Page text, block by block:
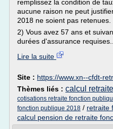
remplissez la condition de
aucune raison ne peut
2018 ne soient pas retenues.
2) Vous avez 57 ans et
durées d'assurance requises...
Lire la suite
Site : https://www.xn--cfdt-
Thèmes liés : calcul
cotisations retraite fonction
fonction publique 2018 / retraite
calcul pension de retraite